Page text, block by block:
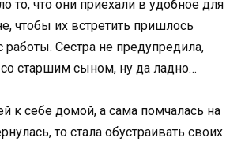
то, что они приехали в удобное для
чтобы их встретить пришлось
работы. Сестра не предупредила,
со старшим сыном, ну да ладно…
к себе домой, а сама помчалась на
то стала обустраивать своих